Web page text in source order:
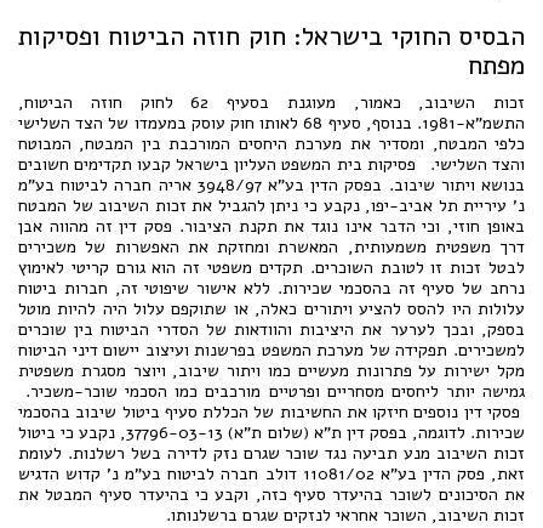
הבסיס החוקי בישראל: חוק חוזה הביטוח ופסיקות
מפתח
זכות השיבוב, כאמור, מעוגנת בסעיף 62 לחוק חוזה הביטוח,
התשמ"א-1981. בנוסף, סעיף 68 לאותו חוק עוסק במעמדו של הצד השלישי
כלפי המבטח, ומסדיר את מערכת היחסים המורכבת בין המבטח, המבוטח
והצד השלישי. פסיקות בית המשפט העליון בישראל קבעו תקדימים חשובים
בנושא ויתור שיבוב. בפסק הדין בע"א 3948/97 אריה חברה לביטוח בע"מ
נ' עיריית תל אביב-יפו, נקבע כי ניתן להגביל את זכות השיבוב של המבטח
באופן חוזי, וכי הדבר אינו נוגד את תקנת הציבור. פסק דין זה מהווה אבן
דרך משפטית משמעותית, המאשרת ומחזקת את האפשרות של משכירים
לבטל זכות זו לטובת השוכרים. תקדים משפטי זה הוא גורם קריטי לאימוץ
נרחב של סעיף זה בהסכמי שכירות. ללא אישור שיפוטי זה, חברות ביטוח
עלולות היו להסס להציע ויתורים כאלה, או שתוקפם עלול היה להיות מוטל
בספק, ובכך לערער את היציבות והוודאות של הסדרי הביטוח בין שוכרים
למשכירים. תפקידה של מערכת המשפט בפרשנות ועיצוב יישום דיני הביטוח
מקל ישירות על פתרונות מעשיים כמו ויתור שיבוב, ויוצר מסגרת משפטית
גמישה יותר ליחסים מסחריים ופרטיים מורכבים כמו הסכמי שוכר-משכיר.
פסקי דין נוספים חיזקו את החשיבות של הכללת סעיף ביטול שיבוב בהסכמי
שכירות. לדוגמה, בפסק דין ת"א (שלום ת"א) 37796-03-13, נקבע כי ביטול
זכות השיבוב מנע תביעה נגד שוכר שגרם נזק לדירה בשל רשלנות. לעומת
זאת, פסק הדין בע"א 11081/02 דולב חברה לביטוח בע"מ נ' קדוש הדגיש
את הסיכונים לשוכר בהיעדר סעיף כזה, וקבע כי בהיעדר סעיף המבטל את
זכות השיבוב, השוכר אחראי לנזקים שגרם ברשלנותו.